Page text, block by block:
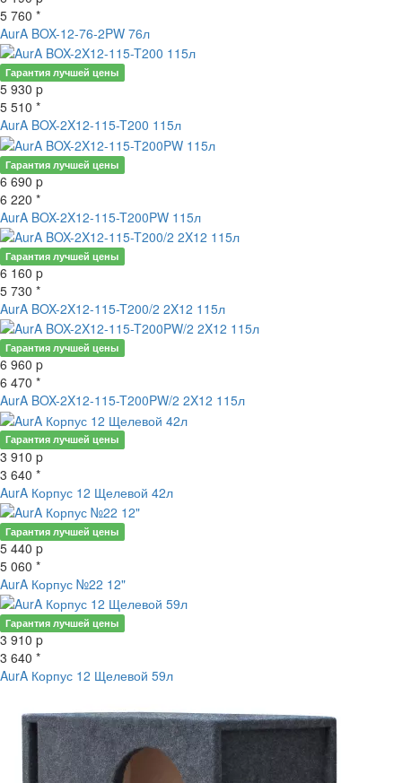
5 760 *
AurA BOX-12-76-2PW 76л
Гарантия лучшей цены
5 930 p
5 510 *
AurA BOX-2X12-115-T200 115л
Гарантия лучшей цены
6 690 p
6 220 *
AurA BOX-2X12-115-T200PW 115л
Гарантия лучшей цены
6 160 p
5 730 *
AurA BOX-2X12-115-T200/2 2X12 115л
Гарантия лучшей цены
6 960 p
6 470 *
AurA BOX-2X12-115-T200PW/2 2X12 115л
Гарантия лучшей цены
3 910 p
3 640 *
AurA Корпус 12 Щелевой 42л
Гарантия лучшей цены
5 440 p
5 060 *
AurA Корпус №22 12"
Гарантия лучшей цены
3 910 p
3 640 *
AurA Корпус 12 Щелевой 59л